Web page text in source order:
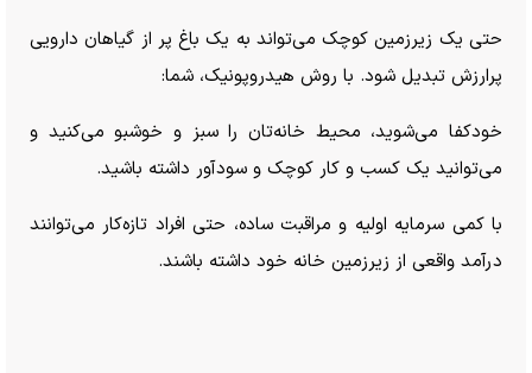
حتی یک زیرزمین کوچک می‌تواند به یک باغ پر از گیاهان دارویی
پرارزش تبدیل شود. با روش هیدروپونیک، شما:
خودکفا می‌شوید، محیط خانه‌تان را سبز و خوشبو می‌کنید و
می‌توانید یک کسب و کار کوچک و سودآور داشته باشید.
با کمی سرمایه اولیه و مراقبت ساده، حتی افراد تازه‌کار می‌توانند
درآمد واقعی از زیرزمین خانه خود داشته باشند.